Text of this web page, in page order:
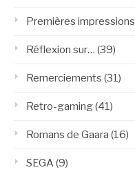
Premières impressions
Réflexion sur… (39)
Remerciements (31)
Retro-gaming(41)
Romans de Gaara (16)
SEGA(9)